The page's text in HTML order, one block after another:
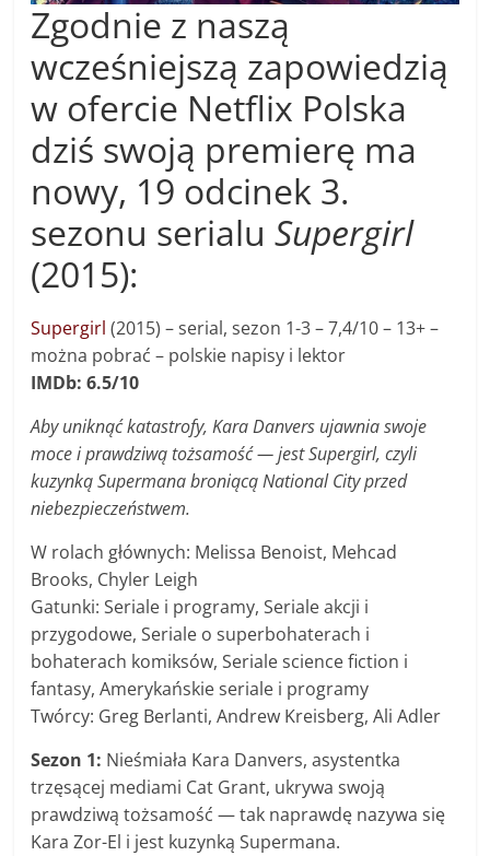
Zgodnie z naszą
wcześniejszą zapowiedzią
w ofercie Netflix Polska
dziś swoją premierę ma
nowy, 19 odcinek 3.
sezonu serialuSupergirl
(2015):
Supergirl (2015) – serial, sezon 1-3 –7,4/10 – 13+–
można pobrać – polskie napisy i lektor
IMDb: 6.5/10
Aby uniknąć katastrofy, Kara Danvers ujawnia swoje
moce i prawdziwą tożsamość — jest Supergirl, czyli
kuzynką Supermana broniącą National City przed
niebezpieczeństwem.
W rolach głównych: Melissa Benoist, Mehcad
Brooks, Chyler Leigh
Gatunki: Seriale i programy, Seriale akcji i
przygodowe, Seriale o superbohaterach i
bohaterach komiksów, Seriale science fiction i
fantasy, Amerykańskie seriale i programy
Twórcy: Greg Berlanti, Andrew Kreisberg, Ali Adler
Sezon 1: Nieśmiała Kara Danvers, asystentka
trzęsącej mediami Cat Grant, ukrywa swoją
prawdziwą tożsamość — tak naprawdę nazywa się
Kara Zor-El i jest kuzynką Supermana.